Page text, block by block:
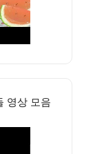
영상 모음